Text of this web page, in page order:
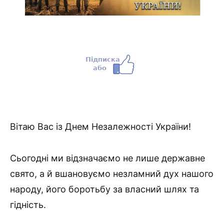
Вітаю Вас із Днем Незалежності України!
Сьогодні ми відзначаємо не лише державне
свято, а й вшановуємо незламний дух нашого
народу, його боротьбу за власний шлях та
гідність.